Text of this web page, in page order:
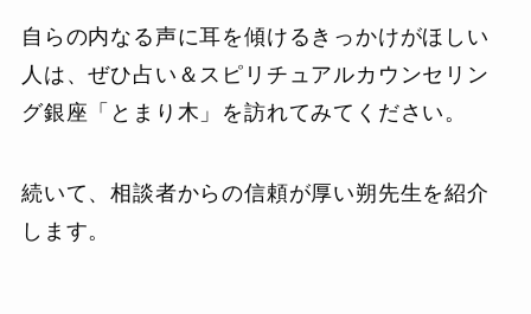
自らの内なる声に耳を傾けるきっかけがほしい
人は、ぜひ占い＆スピリチュアルカウンセリン
グ銀座「とまり木」を訪れてみてください。
続いて、相談者からの信頼が厚い朔先生を紹介
します。